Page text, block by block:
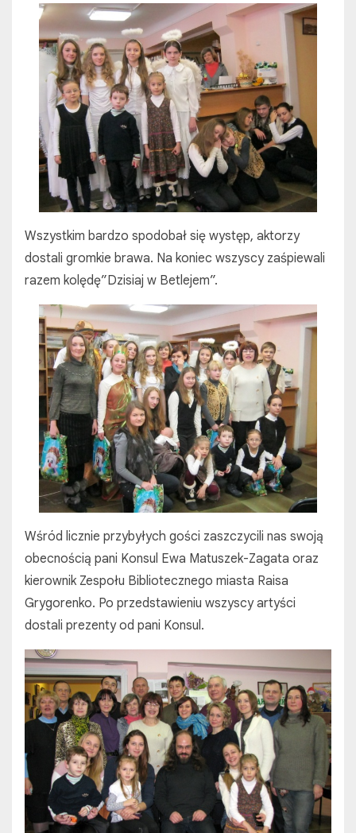
Wszystkim bardzo spodobał się występ, aktorzy
dostali gromkie brawa. Na koniec wszyscy zaśpiewali
razem kolędę”Dzisiaj w Betlejem”.
Wśród licznie przybyłych gości zaszczycili nas swoją
obecnością pani Konsul Ewa Matuszek-Zagata oraz
kierownik Zespołu Bibliotecznego miasta Raisa
Grygorenko. Po przedstawieniu wszyscy artyści
dostali prezenty od pani Konsul.